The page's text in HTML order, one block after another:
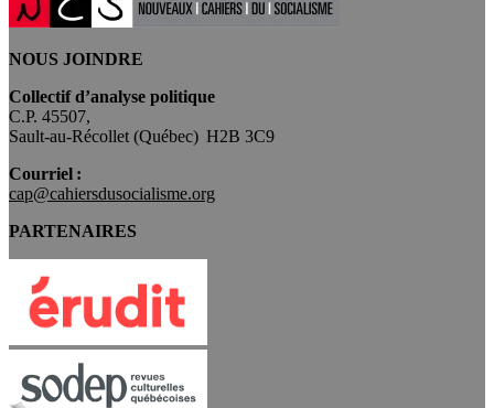
NOUS JOINDRE
Collectif d’analyse politique
C.P. 45507,
Sault-au-Récollet (Québec) H2B 3C9
Courriel :
cap@cahiersdusocialisme.org
PARTENAIRES